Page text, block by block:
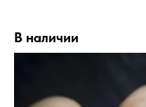
В наличии